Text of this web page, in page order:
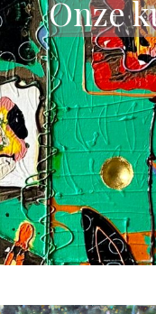
Onze